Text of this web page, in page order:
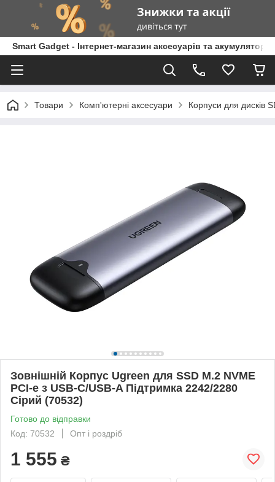
Smart Gadget - Інтернет-магазин аксесуарів та акумуляторів
Товари Комп'ютерні аксесуари Корпуси для дисків
Зовнішній Корпус Ugreen для SSD M.2 NVME
PCI-e з USB-C/USB-A Підтримка 2242/2280
Сірий (70532)
Готово до відправки
Код: 70532
Опт і роздріб
1 555 ₴